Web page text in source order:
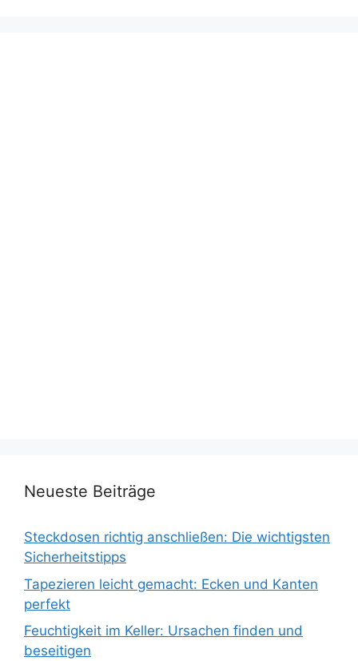
Neueste Beiträge
Steckdosen richtig anschließen: Die wichtigsten
Sicherheitstipps
Tapezieren leicht gemacht: Ecken und Kanten
perfekt
Feuchtigkeit im Keller: Ursachen finden und
beseitigen